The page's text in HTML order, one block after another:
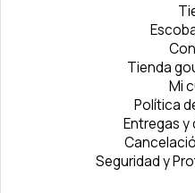
Tienda
Mi
Política
Entregas
Seguridad y